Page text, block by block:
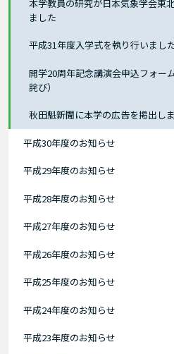
本学教員の研究が日本気象学会東
ました
平成31年度入学式を執り行いまし
開学20周年記念講演会申込フォー
詫び）
秋田魁新聞に本学の広告を掲出し
平成30年度のお知らせ
平成29年度のお知らせ
平成28年度のお知らせ
平成27年度のお知らせ
平成26年度のお知らせ
平成25年度のお知らせ
平成24年度のお知らせ
平成23年度のお知らせ